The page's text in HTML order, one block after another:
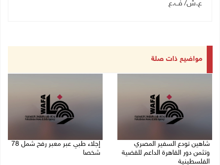
ع.ش/ ف.ع
مواضيع ذات صلة
شاهين تودع السفير المصري
وتثمن دور القاهرة الداعم للقضية
الفلسطينية
إجلاء طبي عبر معبر رفح شمل 78
شخصا